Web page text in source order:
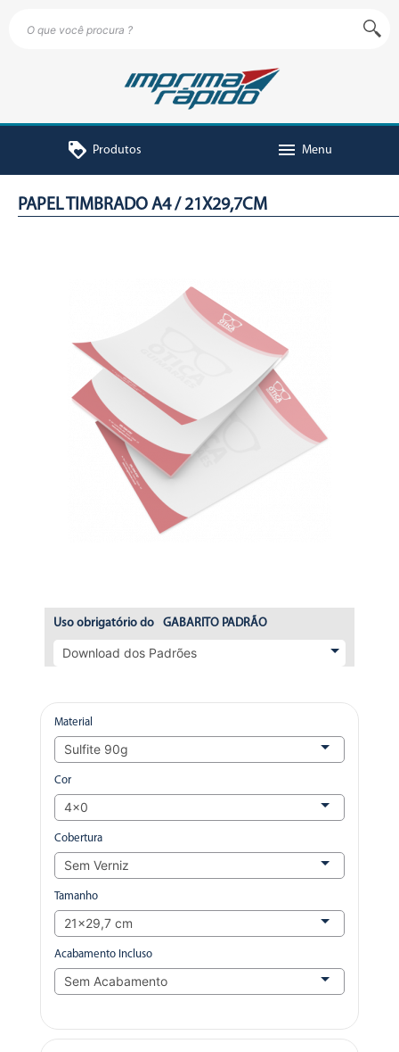
loyalty Produtos menu Menu
PAPEL TIMBRADO A4 / 21X29,7CM
Uso obrigatório do GABARITO PADRÃO
Material
Cor
Cobertura
Tamanho
Acabamento Incluso